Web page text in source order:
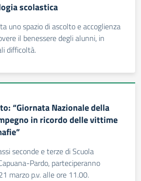
scolastica
uno spazio di ascolto e accoglienza
il benessere degli alunni, in
difficoltà.
“Giornata Nazionale della
in ricordo delle vittime
seconde e terze di Scuola
Pardo, parteciperanno
marzo p.v. alle ore 11.00.